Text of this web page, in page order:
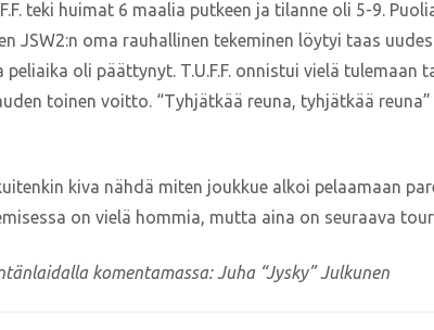
teki huimat 6 maalia putkeen ja tilanne oli 5-9.
JSW2:n oma rauhallinen tekeminen löytyi taas
oli päättynyt. T.U.F.F. onnistui vielä
toinen voitto. “Tyhjätkää reuna, tyhjätkää reuna”
kiva nähdä miten joukkue alkoi pelaamaan
on vielä hommia, mutta aina on seuraava
komentamassa: Juha “Jysky” Julkunen